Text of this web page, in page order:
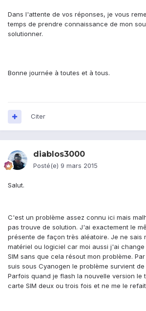
Dans l'attente de vos réponses, je vous
temps de prendre connaissance de mon
solutionner.
Bonne journée à toutes et à tous.
Citer
diablos3000
Posté(e) 9 mars 2015
Salut.
C'est un problème assez connu ici mais
pas trouve de solution. J'ai exactement le
présente de façon très aléatoire. Je ne sais
matériel ou logiciel car moi aussi j'ai
SIM sans que cela résout mon problème.
suis sous Cyanogen le problème survient de
Parfois quand je flash la nouvelle version le
carte SIM deux ou trois fois et ne me le